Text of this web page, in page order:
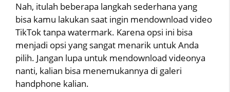
Nah, itulah beberapa langkah sederhana yang
bisa kamu lakukan saat ingin mendownload video
TikTok tanpa watermark. Karena opsi ini bisa
menjadi opsi yang sangat menarik untuk Anda
pilih. Jangan lupa untuk mendownload videonya
nanti, kalian bisa menemukannya di galeri
handphone kalian.